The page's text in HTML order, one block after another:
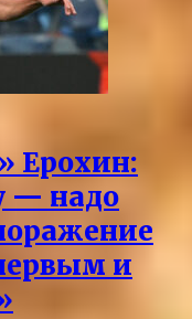
Ерохин:
— надо
и